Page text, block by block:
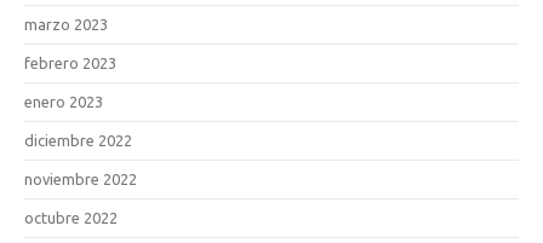
marzo 2023
febrero 2023
enero 2023
diciembre 2022
noviembre 2022
octubre 2022